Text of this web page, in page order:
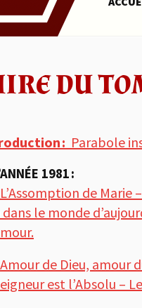
DU
: Parabole
1981 :
L’Assomption de Marie
le monde
Amour de Dieu, amour
est l’Absolu –